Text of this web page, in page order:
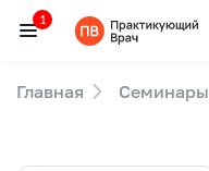
Семинары
1
Главная Семинары